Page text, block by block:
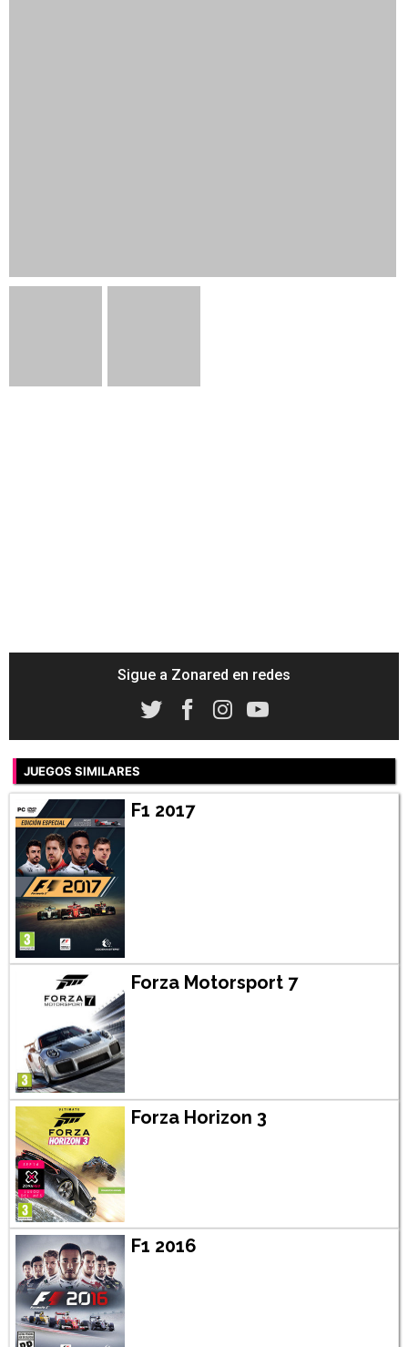
Sigue a Zonared en redes
JUEGOS SIMILARES
F1 2017
Forza Motorsport 7
Forza Horizon 3
F1 2016